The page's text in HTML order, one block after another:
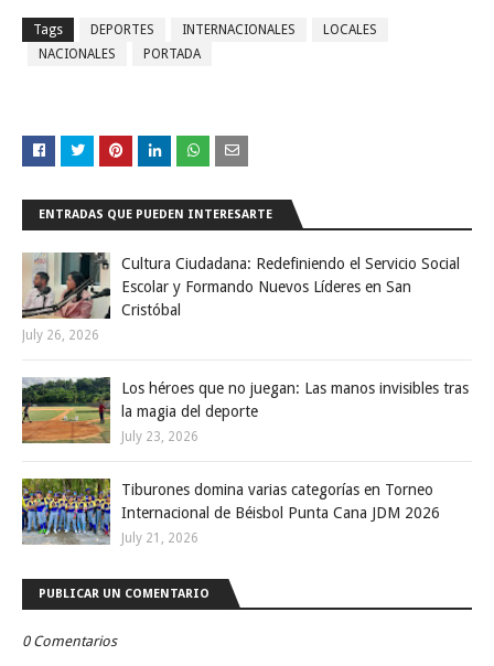
Tags DEPORTES INTERNACIONALES
LOCALES
NACIONALES
PORTADA
ENTRADAS QUE PUEDEN INTERESARTE
Cultura Ciudadana: Redefiniendo el Servicio Social
Escolar y Formando Nuevos Líderes en San
Cristóbal
July 26, 2026
Los héroes que no juegan: Las manos invisibles tras
la magia del deporte
July 23, 2026
Tiburones domina varias categorías en Torneo
Internacional de Béisbol Punta Cana JDM 2026
July 21, 2026
PUBLICAR UN COMENTARIO
0 Comentarios